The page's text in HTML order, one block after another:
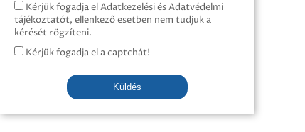
Kérjük fogadja el Adatkezelési és Adatvédelmi
tájékoztatót, ellenkező esetben nem tudjuk a
kérését rögzíteni.
Kérjük fogadja el a captchát!
Küldés